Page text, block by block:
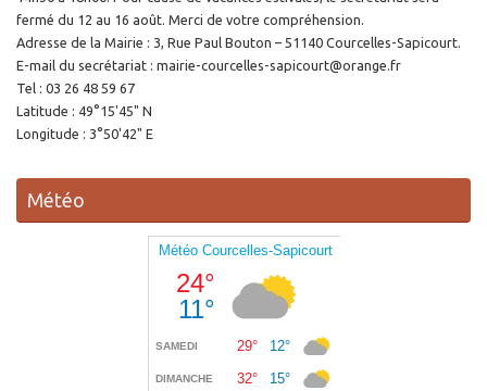
fermé du 12 au 16 août. Merci de votre compréhension.
Adresse de la Mairie : 3, Rue Paul Bouton – 51140 Courcelles-Sapicourt.
E-mail du secrétariat : mairie-courcelles-sapicourt@orange.fr
Tel : 03 26 48 59 67
Latitude : 49°15'45" N
Longitude : 3°50'42" E
Météo